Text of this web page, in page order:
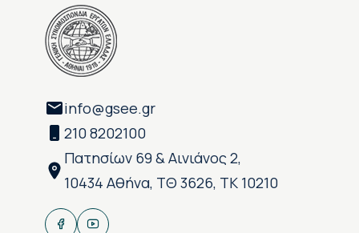
info@gsee.gr
210 8202100
Πατησίων 69 & Αινιάνος 2,
10434 Αθήνα, ΤΘ 3626, ΤΚ 10210